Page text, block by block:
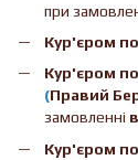
при
Кур'єром по
Кур'єром
(Правий
замовленні
Кур'єром